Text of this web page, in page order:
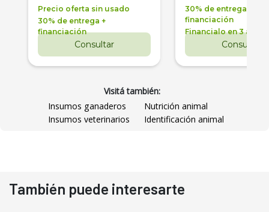
Precio oferta sin usado
30% de entrega +
financiación
Consultar
30% de entrega +
financiación
Financialo en 3 años
Consultar
Visitá también:
Insumos ganaderos
Nutrición animal
Insumos veterinarios
Identificación animal
También puede interesarte